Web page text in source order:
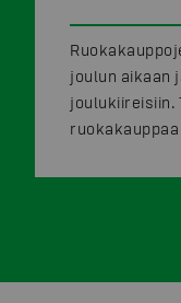
joulun aikaan
joulukiireisiin.